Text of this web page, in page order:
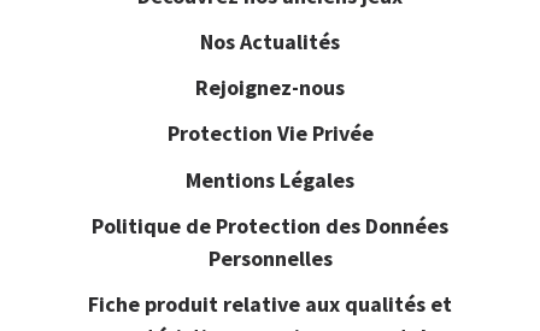
Nos Actualités
Rejoignez-nous
Protection Vie Privée
Mentions Légales
Politique de Protection des Données
Personnelles
Fiche produit relative aux qualités et